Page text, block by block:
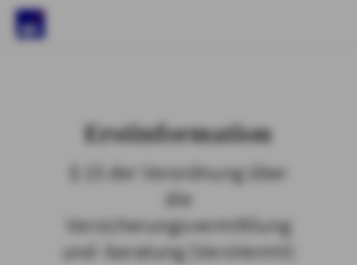
Erstinformation
§ 15 der Verordnung über
die
Versicherungsvermittlung
und -beratung (VersVermV)